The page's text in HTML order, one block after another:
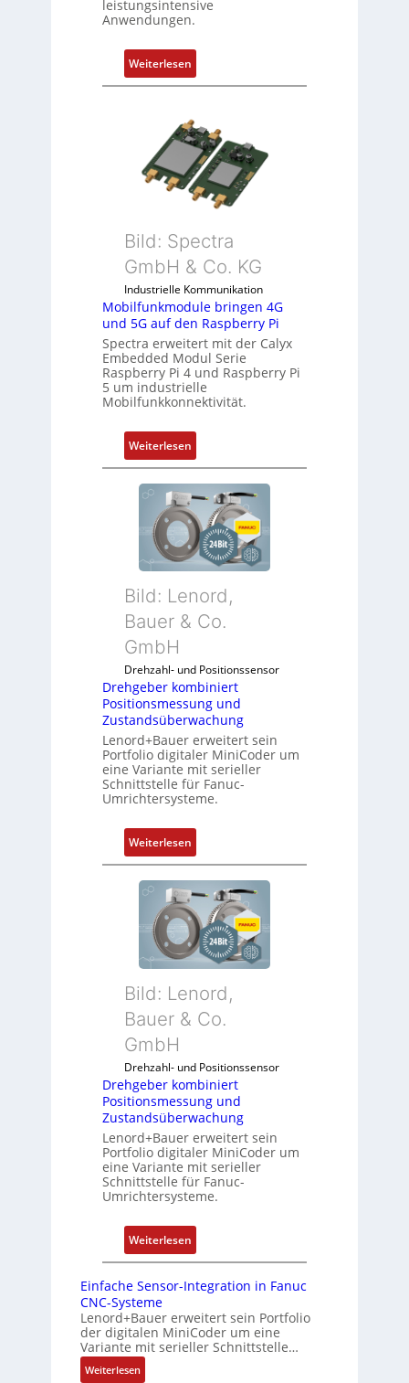
e
m
e
n
t
m
i
t
S
p
z
i
l
m
m
b
r
n
e
n
leistungsintensive
Anwendungen.
Weiterlesen:
1
-
Z
o
l
l
I
d
u
s
t
r
e
-
C
l
ä
s
s
t
s
c
h
e
x
i
b
e
l
f
r
d
i
e
A
n
w
e
d
u
g
k
o
n
f
i
g
u
e
e
Bild: Spectra
GmbH & Co. KG
Industrielle Kommunikation
Mobilfunkmodule bringen 4G
und 5G auf den Raspberry Pi
Spectra erweitert mit der Calyx
Embedded Modul Serie
Raspberry Pi 4 und Raspberry Pi
5 um industrielle
Mobilfunkkonnektivität.
Weiterlesen:
M
o
b
i
f
n
d
u
l
b
r
i
g
e
n
G
u
n
G
a
e
n
R
a
s
p
e
r
y
i
Bild: Lenord,
Bauer & Co.
GmbH
Drehzahl- und Positionssensor
Drehgeber kombiniert
Positionsmessung und
Zustandsüberwachung
Lenord+Bauer erweitert sein
Portfolio digitaler MiniCoder um
eine Variante mit serieller
Schnittstelle für Fanuc-
Umrichtersysteme.
Weiterlesen:
D
r
e
h
g
e
e
m
b
i
i
e
r
t
P
o
s
i
i
o
Bild: Lenord,
Bauer & Co.
GmbH
Drehzahl- und Positionssensor
Drehgeber kombiniert
Positionsmessung und
Zustandsüberwachung
Lenord+Bauer erweitert sein
Portfolio digitaler MiniCoder um
eine Variante mit serieller
Schnittstelle für Fanuc-
Umrichtersysteme.
Weiterlesen:
D
h
g
e
Einfache Sensor-Integration in Fanuc
CNC-Systeme
Lenord+Bauer erweitert sein Portfolio
der digitalen MiniCoder um eine
Variante mit serieller Schnittstelle…
Weiterlesen: